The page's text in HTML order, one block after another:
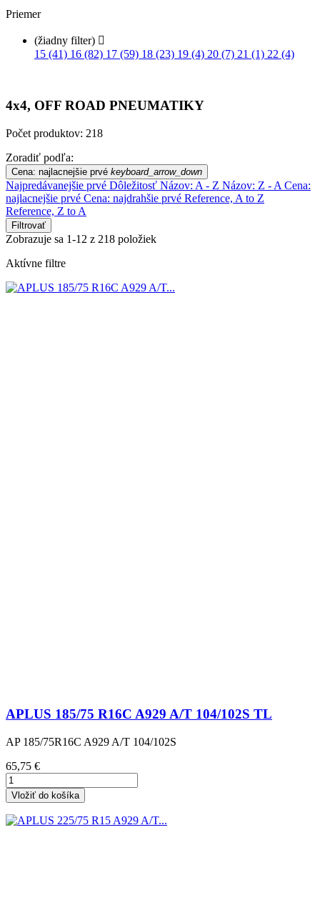
Priemer
(žiadny filter) 
15 (41) 16 (82) 17 (59) 18 (23) 19 (4) 20 (7) 21 (1) 22 (4)
4x4, OFF ROAD PNEUMATIKY
Počet produktov: 218
Zoradiť podľa:
Cena: najlacnejšie prvé keyboard_arrow_down
Najpredávanejšie prvé Dôležitosť Názov: A - Z Názov: Z - A Cena:
najlacnejšie prvé Cena: najdrahšie prvé Reference, A to Z
Reference, Z to A
Filtrovať
Zobrazuje sa 1-12 z 218 položiek
Aktívne filtre
APLUS 185/75 R16C A929 A/T 104/102S TL
AP 185/75R16C A929 A/T 104/102S
Cena
65,75 €
Vložiť do košíka